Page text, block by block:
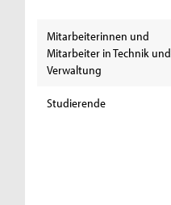
Mitarbeiterinnen und
Mitarbeiter in Technik und
Verwaltung
Studierende